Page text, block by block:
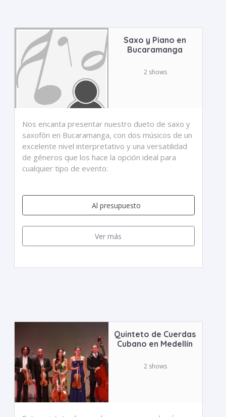
Saxo y Piano en
Bucaramanga
2 shows
Nos encanta presentar nuestro dueto de saxo y
saxofón en Bucaramanga, con dos músicos de un
excelente nivel interpretativo y una versatilidad
de géneros que los hace la opción ideal para
cualquier tipo de evento:
Al presupuesto
Ver más
Quinteto de Cuerdas
Cubano en Medellín
2 shows